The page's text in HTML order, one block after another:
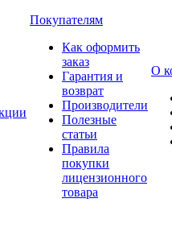
Покупателям
Как оформить
заказ
Гарантия и
возврат
Производители
Полезные
статьи
Правила
покупки
лицензионного
товара
О